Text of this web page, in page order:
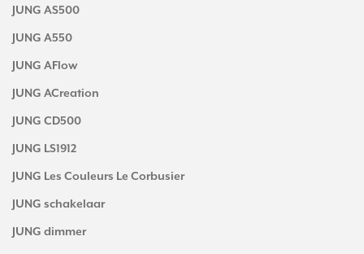
JUNG AS500
JUNG A550
JUNG AFlow
JUNG ACreation
JUNG CD500
JUNG LS1912
JUNG Les Couleurs Le Corbusier
JUNG schakelaar
JUNG dimmer